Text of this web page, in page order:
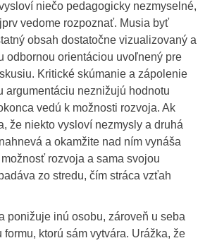
niečo pedagogicky nezmyselné,
vedome rozpoznať. Musia byť
obsah dostatočne vizualizovaný a
odbornou orientáciou uvoľnený pre
Kritické skúmanie a zápolenie
argumentáciu neznižujú hodnotu
vedú k možnosti rozvoja. Ak
že niekto vysloví nezmysly a druhá
a okamžite nad ním vynáša
rozvoja a sama svojou
zo stredu, čím stráca vzťah
ponižuje inú osobu, zároveň u seba
ktorú sám vytvára. Urážka, že